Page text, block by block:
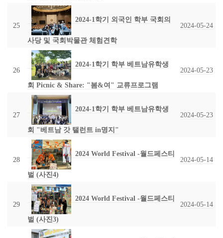
25
2024-1학기 외국인 학부 국회의
사당 및 국회박물관 체험견학
2024-05-24
26
2024-1학기 학부 베트남유학생
회 Picnic & Share: "봄&여" 교류프로그램
2024-05-23
27
2024-1학기 학부 베트남유학생
회 "베트남 갓 탤런트 in명지"
2024-05-23
28
2024 World Festival -월드페스티
벌 (사진4)
2024-05-14
29
2024 World Festival -월드페스티
벌 (사진3)
2024-05-14